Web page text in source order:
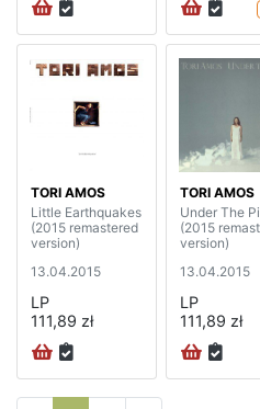
TORI AMOS
Little Earthquakes
(2015 remastered
version)
13.04.2015
LP
111,89 zł
TORI AMOS
Under The
(2015
version)
13.04.2015
LP
111,89 zł